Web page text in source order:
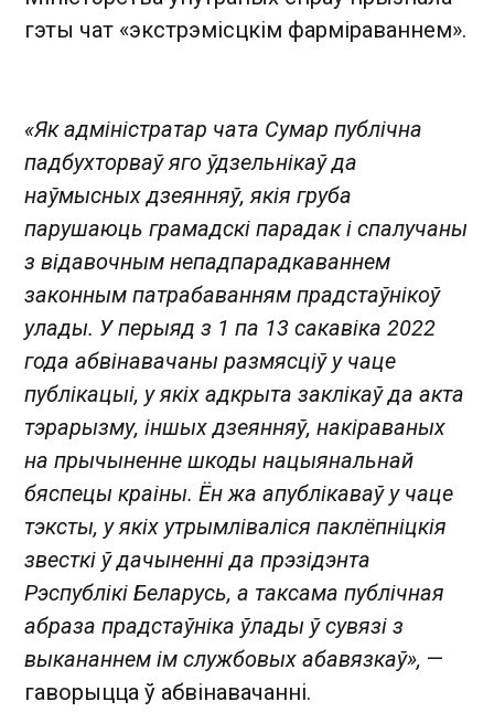
гэты чат «экстрэмісцкім фарміраваннем».
«Як адміністратар чата Сумар публічна
падбухторваў яго ўдзельнікаў да
наўмысных дзеянняў, якія груба
парушаюць грамадскі парадак і спалучаны
з відавочным непадпарадкаваннем
законным патрабаванням прадстаўнікоў
улады. У перыяд з 1 па 13 сакавіка 2022
года абвінавачаны размясціў у чаце
публікацыі, у якіх адкрыта заклікаў да акта
тэрарызму, іншых дзеянняў, накіраваных
на прычыненне шкоды нацыянальнай
бяспецы краіны. Ён жа апублікаваў у чаце
тэксты, у якіх утрымліваліся паклёпніцкія
звесткі ў дачыненні да прэзідэнта
Рэспублікі Беларусь, а таксама публічная
абраза прадстаўніка ўлады ў сувязі з
выкананнем ім службовых абавязкаў», —
гаворыцца ў абвінавачанні.